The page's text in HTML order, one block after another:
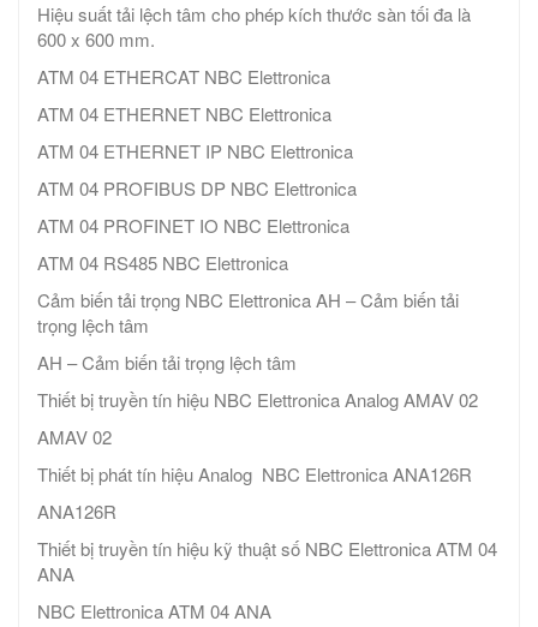
Hiệu suất tải lệch tâm cho phép kích thước sàn tối đa là
600 x 600 mm.
ATM 04 ETHERCAT NBC Elettronica
ATM 04 ETHERNET NBC Elettronica
ATM 04 ETHERNET IP NBC Elettronica
ATM 04 PROFIBUS DP NBC Elettronica
ATM 04 PROFINET IO NBC Elettronica
ATM 04 RS485 NBC Elettronica
Cảm biến tải trọng NBC Elettronica AH – Cảm biến tải
trọng lệch tâm
AH – Cảm biến tải trọng lệch tâm
Thiết bị truyền tín hiệu NBC Elettronica Analog AMAV 02
AMAV 02
Thiết bị phát tín hiệu Analog NBC Elettronica ANA126R
ANA126R
Thiết bị truyền tín hiệu kỹ thuật số NBC Elettronica ATM 04
ANA
NBC Elettronica ATM 04 ANA